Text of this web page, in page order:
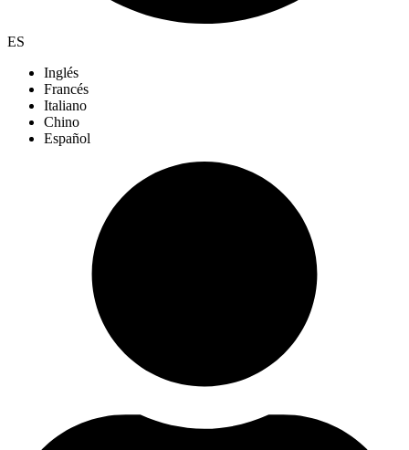
ES
Inglés
Francés
Italiano
Chino
Español